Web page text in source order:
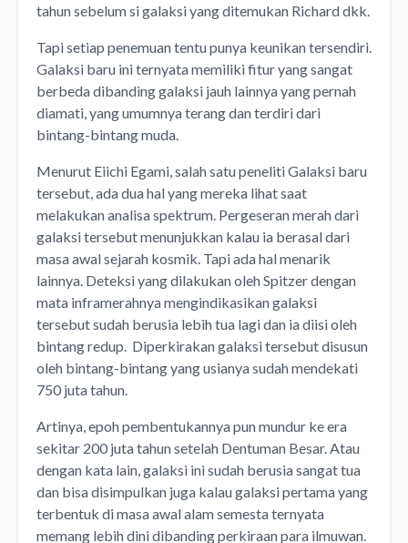
tahun sebelum si galaksi yang ditemukan Richard dkk.
Tapi setiap penemuan tentu punya keunikan tersendiri.
Galaksi baru ini ternyata memiliki fitur yang sangat
berbeda dibanding galaksi jauh lainnya yang pernah
diamati, yang umumnya terang dan terdiri dari
bintang-bintang muda.
Menurut Eiichi Egami, salah satu peneliti Galaksi baru
tersebut, ada dua hal yang mereka lihat saat
melakukan analisa spektrum. Pergeseran merah dari
galaksi tersebut menunjukkan kalau ia berasal dari
masa awal sejarah kosmik. Tapi ada hal menarik
lainnya. Deteksi yang dilakukan oleh Spitzer dengan
mata inframerahnya mengindikasikan galaksi
tersebut sudah berusia lebih tua lagi dan ia diisi oleh
bintang redup. Diperkirakan galaksi tersebut disusun
oleh bintang-bintang yang usianya sudah mendekati
750 juta tahun.
Artinya, epoh pembentukannya pun mundur ke era
sekitar 200 juta tahun setelah Dentuman Besar. Atau
dengan kata lain, galaksi ini sudah berusia sangat tua
dan bisa disimpulkan juga kalau galaksi pertama yang
terbentuk di masa awal alam semesta ternyata
memang lebih dini dibanding perkiraan para ilmuwan.